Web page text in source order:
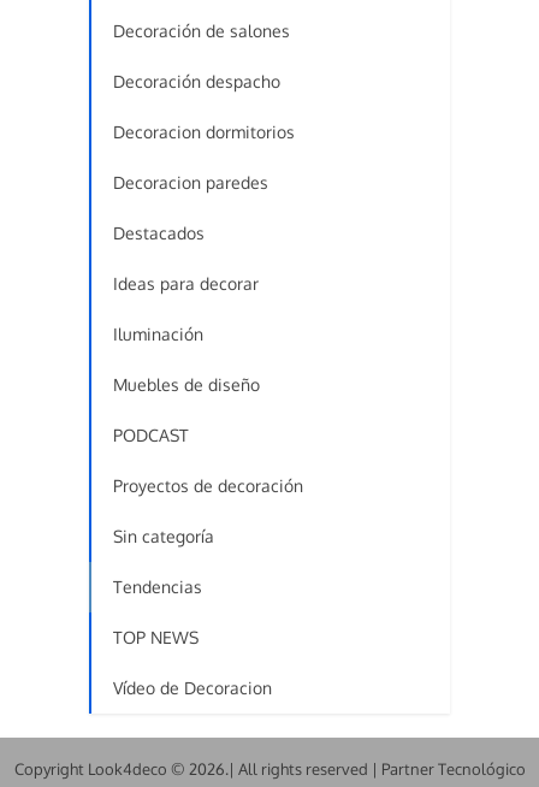
Decoración de salones
Decoración despacho
Decoracion dormitorios
Decoracion paredes
Destacados
Ideas para decorar
Iluminación
Muebles de diseño
PODCAST
Proyectos de decoración
Sin categoría
Tendencias
TOP NEWS
Vídeo de Decoracion
Copyright Look4deco © 2026.| All rights reserved | Partner Tecnológico